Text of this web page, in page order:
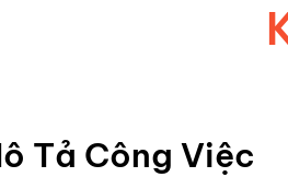
Tả Công Việc